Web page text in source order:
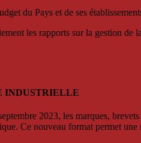
du Pays et de ses
les rapports sur la gestion de
INDUSTRIELLE
2023, les marques,
Ce nouveau format permet